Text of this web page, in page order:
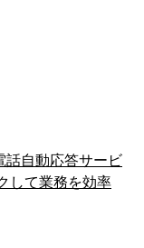
話自動応答サービ
して業務を効率